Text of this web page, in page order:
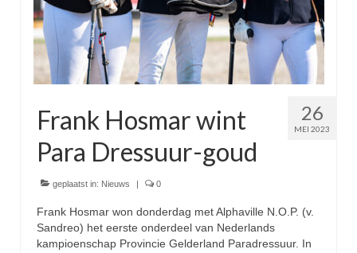
26
MEI 2023
Frank Hosmar wint
Para Dressuur-goud
geplaatst in: Nieuws | 0
Frank Hosmar won donderdag met Alphaville N.O.P. (v.
Sandreo) het eerste onderdeel van Nederlands
kampioenschap Provincie Gelderland Paradressuur. In